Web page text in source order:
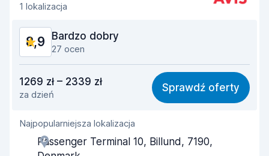
Czystość samochodu
Stan samochodu
1 lokalizacja
8,9 Bardzo dobry
27 ocen
8,5
Łatwość znalezienia 9,3
Pomocność przedstawiciela
Szybkość odbioru
1269 zł – 2339 zł
za dzień
Sprawdź oferty
Najpopularniejsza lokalizacja
Passenger Terminal 10, Billund, 7190,